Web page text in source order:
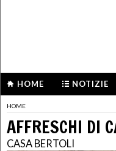
HOME NOTIZIE
HOME
AFFRESCHI DI
CASA BERTOLI